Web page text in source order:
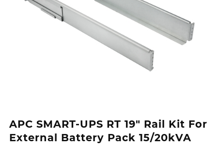
APC SMART-UPS RT 19″ Rail Kit For
External Battery Pack 15/20kVA